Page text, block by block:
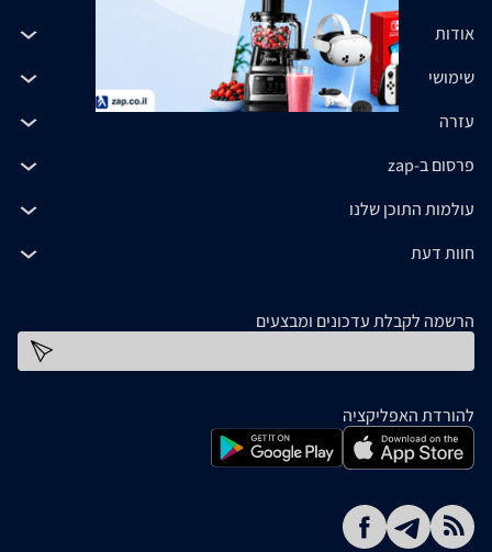
אודות
שימושי
עזרה
פרסום ב-zap
עולמות התוכן שלנו
חוות דעת
הרשמה לקבלת עדכונים ומבצעים
להורדת האפליקציה